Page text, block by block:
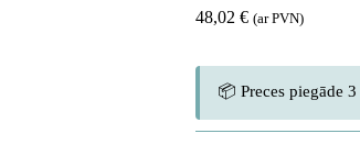
48,02 € (ar PVN)
📦 Preces piegāde